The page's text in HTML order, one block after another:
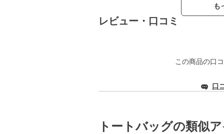
も
レビュー・口コミ
この商品の口
口
トートバッグの類似